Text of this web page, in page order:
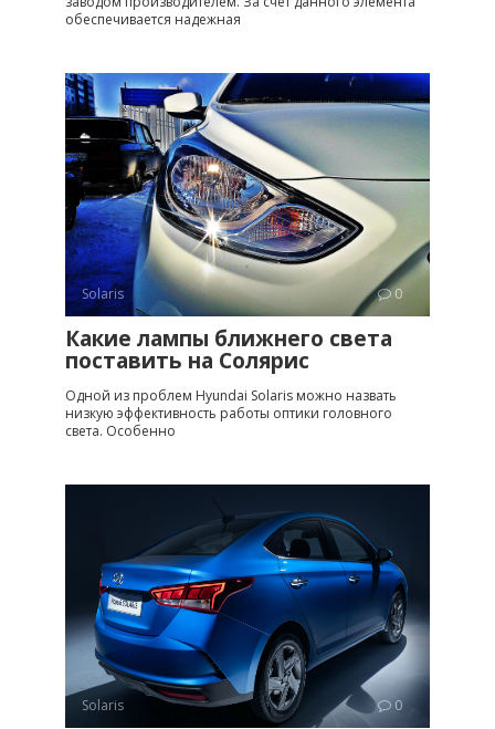
обеспечивается надежная
Solaris 0
Какие лампы ближнего света
поставить на Солярис
Одной из проблем Hyundai Solaris можно назвать
низкую эффективность работы оптики головного
света. Особенно
Solaris 0